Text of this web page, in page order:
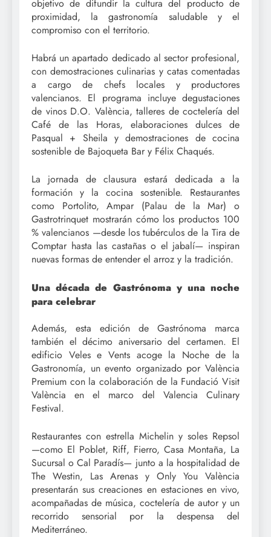
objetivo de difundir la cultura del producto de
proximidad, la gastronomía saludable y el
compromiso con el territorio.
Habrá un apartado dedicado al sector profesional,
con demostraciones culinarias y catas comentadas
a cargo de chefs locales y productores
valencianos. El programa incluye degustaciones
de vinos D.O. València, talleres de coctelería del
Café de las Horas, elaboraciones dulces de
Pasqual + Sheila y demostraciones de cocina
sostenible de Bajoqueta Bar y Félix Chaqués.
La jornada de clausura estará dedicada a la
formación y la cocina sostenible. Restaurantes
como Portolito, Ampar (Palau de la Mar) o
Gastrotrinquet mostrarán cómo los productos 100
% valencianos —desde los tubérculos de la Tira de
Comptar hasta las castañas o el jabalí— inspiran
nuevas formas de entender el arroz y la tradición.
Una década de Gastrónoma y una noche
para celebrar
Además, esta edición de Gastrónoma marca
también el décimo aniversario del certamen. El
edificio Veles e Vents acoge la Noche de la
Gastronomía, un evento organizado por València
Premium con la colaboración de la Fundació Visit
València en el marco del Valencia Culinary
Festival.
Restaurantes con estrella Michelin y soles Repsol
—como El Poblet, Riff, Fierro, Casa Montaña, La
Sucursal o Cal Paradís— junto a la hospitalidad de
The Westin, Las Arenas y Only You València
presentarán sus creaciones en estaciones en vivo,
acompañadas de música, coctelería de autor y un
recorrido sensorial por la despensa del
Mediterráneo.